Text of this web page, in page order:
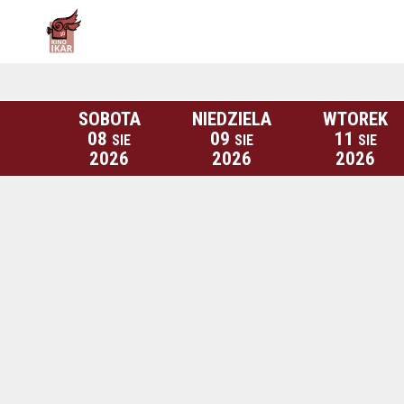
SOBOTA
08 SIE
2026
NIEDZIELA
09 SIE
2026
WTOREK
11 SIE
2026